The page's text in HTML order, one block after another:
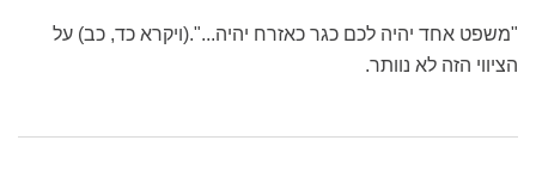
"משפט אחד יהיה לכם כגר כאזרח יהיה...".(ויקרא כד, כב) על
הציווי הזה לא נוותר.